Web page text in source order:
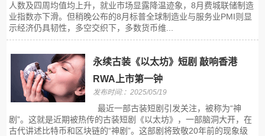
人数及四周均值均上升，就业市场显露降温迹象，8月费城联储制造
业指数亦下滑。但稍晚公布的8月标普全球制造业与服务业PMI则显
示经济仍具韧性，多空交织下，多数货币维...
永续古装《以太坊》短剧 敲响香港
RWA上市第一钟
发布时间:：2025/05/19
最近一部古装短剧引发关注，被称为“神
剧”。这就是近期被热传的古装短剧《以太坊》，一部脑洞大开，在
古代讲述比特币和区块链的“神剧”。这部剧将致敬20年前的现象级